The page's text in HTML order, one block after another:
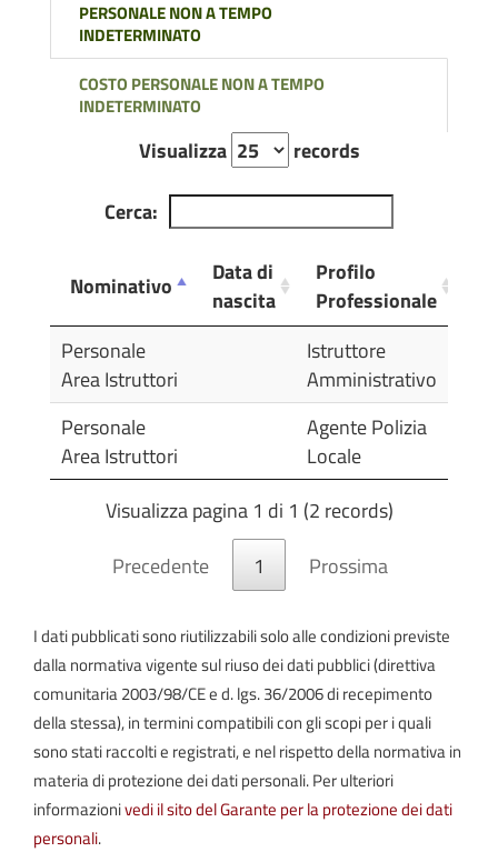
PERSONALE NON A TEMPO
INDETERMINATO
COSTO PERSONALE NON A TEMPO
INDETERMINATO
Visualizza
records
Cerca:
Nominativo
Data di
nascita
Profilo
Professionale
Nominativo
Profilo
Professionale
Personale
Area Istruttori
Istruttore
Amministrativo
Personale
Area Istruttori
Agente Polizia
Locale
Visualizza pagina 1 di 1 (2 records)
Precedente
1 Prossima
I dati pubblicati sono riutilizzabili solo alle condizioni previste
dalla normativa vigente sul riuso dei dati pubblici (direttiva
comunitaria 2003/98/CE e d. lgs. 36/2006 di recepimento
della stessa), in termini compatibili con gli scopi per i quali
sono stati raccolti e registrati, e nel rispetto della normativa in
materia di protezione dei dati personali. Per ulteriori
informazionivedi il sito del Garante per la protezione dei dati
personali.